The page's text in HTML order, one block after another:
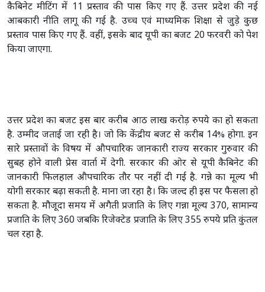
कैबिनेट मीटिंग में 11 प्रस्ताव की पास किए गए हैं. उत्तर प्रदेश की नई
आबकारी नीति लागू की गई है. उच्च एवं माध्यमिक शिक्षा से जुड़े कुछ
प्रस्ताव पास किए गए हैं. वहीं, इसके बाद यूपी का बजट 20 फरवरी को पेश
किया जाएगा.
उत्तर प्रदेश का बजट इस बार करीब आठ लाख करोड़ रुपये का हो सकता
है. उम्मीद जताई जा रही है। जो कि केंद्रीय बजट से करीब 14% होगा. इन
सारे प्रस्तावों के विषय में औपचारिक जानकारी राज्य सरकार गुरुवार की
सुबह होने वाली प्रेस वार्ता में देगी. सरकार की ओर से यूपी कैबिनेट की
जानकारी फिलहाल औपचारिक तौर पर नहीं दी गई है. गन्ने का मूल्य भी
योगी सरकार बढ़ा सकती है. माना जा रहा है। कि जल्द ही इस पर फैसला हो
सकता है. मौजूदा समय में अगैती प्रजाति के लिए गन्ना मूल्य 370, सामान्य
प्रजाति के लिए 360 जबकि रिजेक्टेड प्रजाति के लिए 355 रुपये प्रति कुंतल
चल रहा है.